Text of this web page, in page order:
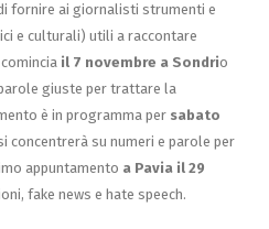
fornire ai giornalisti strumenti e
e culturali) utili a raccontare
il 7 novembre a Sondrio
giuste per trattare la
è in programma per sabato
concentrerà su numeri e parole per
appuntamento a Pavia il 29
fake news e hate speech.